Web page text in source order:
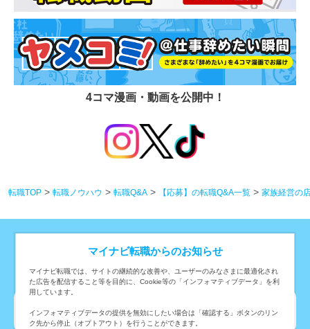
4コマ漫画・動画を公開中！
転職TOP 転職ノウハウ 転職Q&A 【応募】の転職Q&A一覧 家族経営の
条件から求人を探す
勤務地から転職・求人情報を探す
マイナビ転職からのお知らせ
マイナビ転職では、サイトの継続的な改善や、ユーザーのみなさまに最適化され
た広告を配信すること等を目的に、Cookie等の「インフォマティブデータ」を利
用しています。
インフォマティブデータの提供を無効にしたい場合は「確認する」ボタンのリン
ク先から停止（オプトアウト）を行うことができます。